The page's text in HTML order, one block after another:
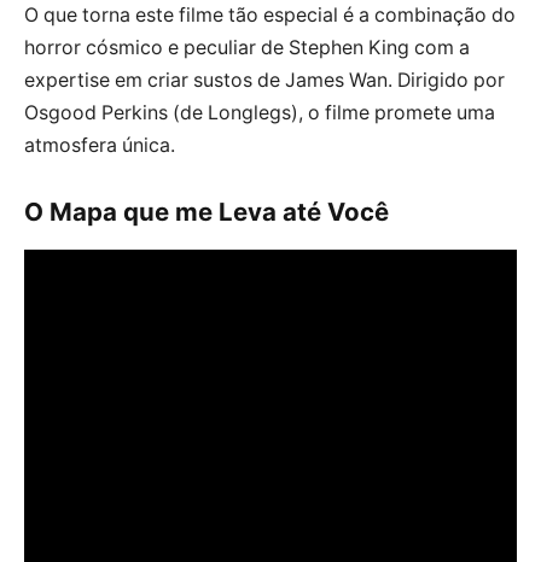
O que torna este filme tão especial é a combinação do
horror cósmico e peculiar de Stephen King com a
expertise em criar sustos de James Wan. Dirigido por
Osgood Perkins (de Longlegs), o filme promete uma
atmosfera única.
O Mapa que me Leva até Você